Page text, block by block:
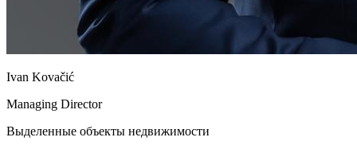
Ivan Kovačić
Managing Director
Выделенные объекты недвижимости